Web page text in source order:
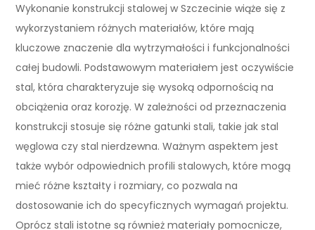
Wykonanie konstrukcji stalowej w Szczecinie wiąże się z
wykorzystaniem różnych materiałów, które mają
kluczowe znaczenie dla wytrzymałości i funkcjonalności
całej budowli. Podstawowym materiałem jest oczywiście
stal, która charakteryzuje się wysoką odpornością na
obciążenia oraz korozję. W zależności od przeznaczenia
konstrukcji stosuje się różne gatunki stali, takie jak stal
węglowa czy stal nierdzewna. Ważnym aspektem jest
także wybór odpowiednich profili stalowych, które mogą
mieć różne kształty i rozmiary, co pozwala na
dostosowanie ich do specyficznych wymagań projektu.
Oprócz stali istotne są również materiały pomocnicze,